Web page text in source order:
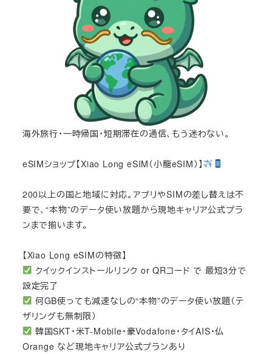
海外旅行・一時帰国・短期滞在の通信、もう迷わない。
eSIMショップ【Xiao Long eSIM（小龍eSIM）】
200以上の国と地域に対応。アプリやSIMの差し替えは不
要で、“本物”のデータ使い放題から現地キャリア公式プラ
ンまで揃います。
【Xiao Long eSIMの特徴】
クイックインストールリンク or QRコード で 最短3分で
設定完了
何GB使っても減速なしの“本物”のデータ使い放題（テ
ザリングも無制限）
韓国SKT・米T-Mobile・豪Vodafone・タイAIS・仏
Orange など現地キャリア公式プランあり